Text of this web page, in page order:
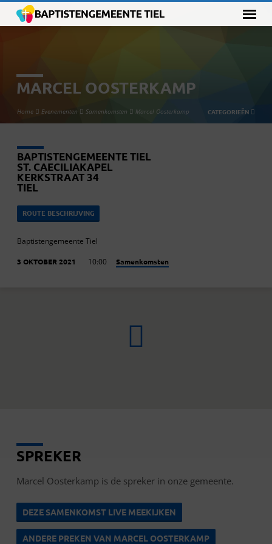
MARCEL OOSTERKAMP
Home Evenementen Samenkomsten Marcel Oosterkamp CATEGORIEËN
BAPTISTENGEMEENTE TIEL
ST. CAECILIAKAPEL
KERKSTRAAT 34
TIEL
ROUTE BESCHRIJVING
Baptistengemeente Tiel
3 OKTOBER 2021 10:00 Samenkomsten
MARCEL
OOSTERKAMP
SPREKER
Marcel Oosterkamp is de spreker in onze gemeente.
DEZE SAMENKOMST LIVE MEEKIJKEN
ANDERE PREKEN VAN MARCEL OOSTERKAMP